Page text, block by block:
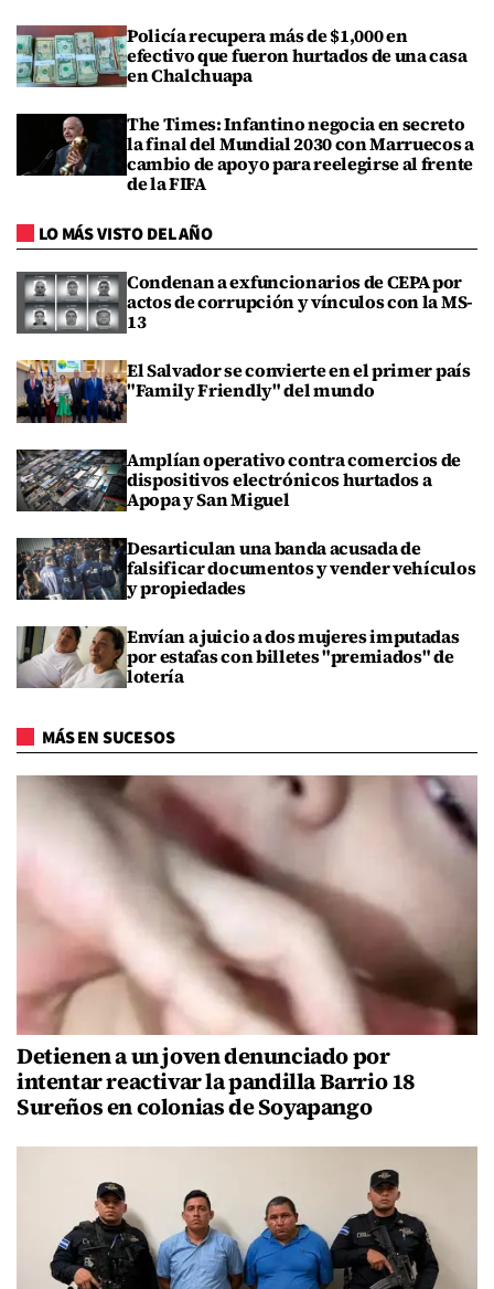
Policía recupera más de $1,000 en
efectivo que fueron hurtados de una casa
en Chalchuapa
The Times: Infantino negocia en secreto
la final del Mundial 2030 con Marruecos a
cambio de apoyo para reelegirse al frente
de la FIFA
LO MÁS VISTO DEL AÑO
Condenan a exfuncionarios de CEPA por
actos de corrupción y vínculos con la MS-
13
El Salvador se convierte en el primer país
"Family Friendly" del mundo
Amplían operativo contra comercios de
dispositivos electrónicos hurtados a
Apopa y San Miguel
Desarticulan una banda acusada de
falsificar documentos y vender vehículos
y propiedades
Envían a juicio a dos mujeres imputadas
por estafas con billetes "premiados" de
lotería
MÁS EN SUCESOS
Detienen a un joven denunciado por
intentar reactivar la pandilla Barrio 18
Sureños en colonias de Soyapango